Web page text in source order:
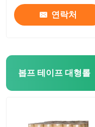
연락처
봅프 테이프 대형롤